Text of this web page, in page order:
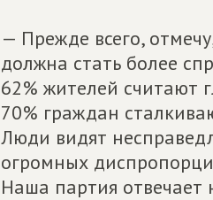
— Прежде всего,
должна стать более
62% жителей считают
70% граждан
Люди видят
огромных
Наша партия отвечает